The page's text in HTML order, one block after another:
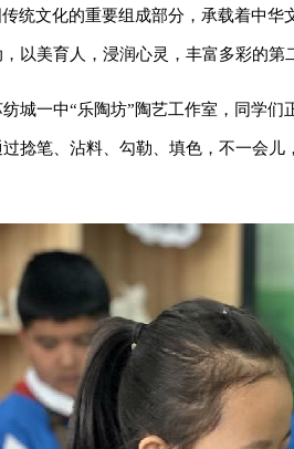
统文化的重要组成部分，承载着中
以美育人，浸润心灵，丰富多彩的
城一中“乐陶坊”陶艺工作室，同学
捻笔、沾料、勾勒、填色，不一会